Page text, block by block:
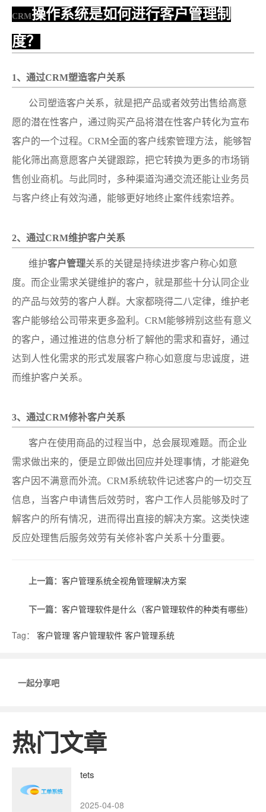
CRM操作系统是如何进行客户管理制
度？
1、通过CRM塑造客户关系
公司塑造客户关系，就是把产品或者效劳出售给高意
愿的潜在性客户，通过购买产品将潜在性客户转化为宣布
客户的一个过程。CRM全面的客户线索管理方法，能够智
能化筛出高意愿客户关键跟踪，把它转换为更多的市场销
售创业商机。与此同时，多种渠道沟通交流还能让业务员
与客户终止有效沟通，能够更好地终止案件线索培养。
2、通过CRM维护客户关系
维护客户管理关系的关键是持续进步客户称心如意
度。而企业需求关键维护的客户，就是那些十分认同企业
的产品与效劳的客户人群。大家都晓得二八定律，维护老
客户能够给公司带来更多盈利。CRM能够辨别这些有意义
的客户，通过推进的信息分析了解他的需求和喜好，通过
达到人性化需求的形式发展客户称心如意度与忠诚度，进
而维护客户关系。
3、通过CRM修补客户关系
客户在使用商品的过程当中，总会展现难题。而企业
需求做出来的，便是立即做出回应并处理事情，才能避免
客户因不满意而外流。CRM系统软件记述客户的一切交互
信息，当客户申请售后效劳时，客户工作人员能够及时了
解客户的所有情况，进而得出直接的解决方案。这类快速
反应处理售后服务效劳有关修补客户关系十分重要。
上一篇： 客户管理系统全视角管理解决方案
下一篇： 客户管理软件是什么（客户管理软件的种类有哪些）
Tag： 客户管理 客户管理软件 客户管理系统
一起分享吧
热门文章
tets
2025-04-08